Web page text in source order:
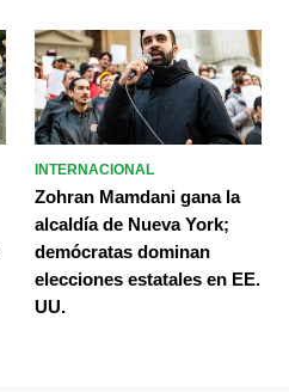
INTERNACIONAL
Zohran Mamdani gana la
alcaldía de Nueva York;
demócratas dominan
elecciones estatales en EE.
UU.